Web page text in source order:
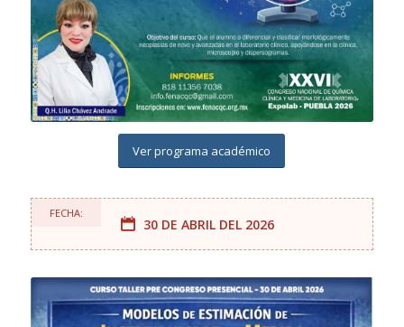
Ver programa académico
FECHA:
30 DE ABRIL DEL 2026